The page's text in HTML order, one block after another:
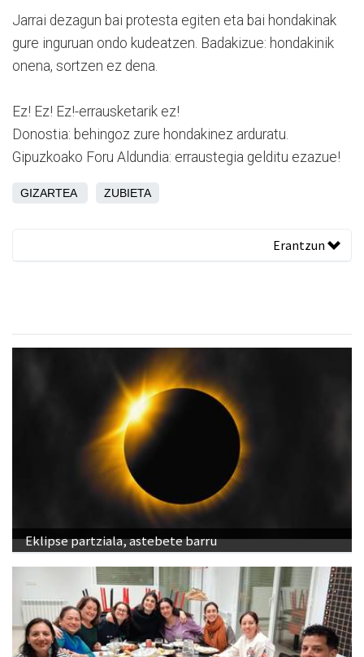
Jarrai dezagun bai protesta egiten eta bai hondakinak
gure inguruan ondo kudeatzen. Badakizue: hondakinik
onena, sortzen ez dena.
Ez! Ez! Ez!-errausketarik ez!
Donostia: behingoz zure hondakinez arduratu.
Gipuzkoako Foru Aldundia: erraustegia gelditu ezazue!
GIZARTEA ZUBIETA
Erantzun
Eklipse partziala, astebete barru